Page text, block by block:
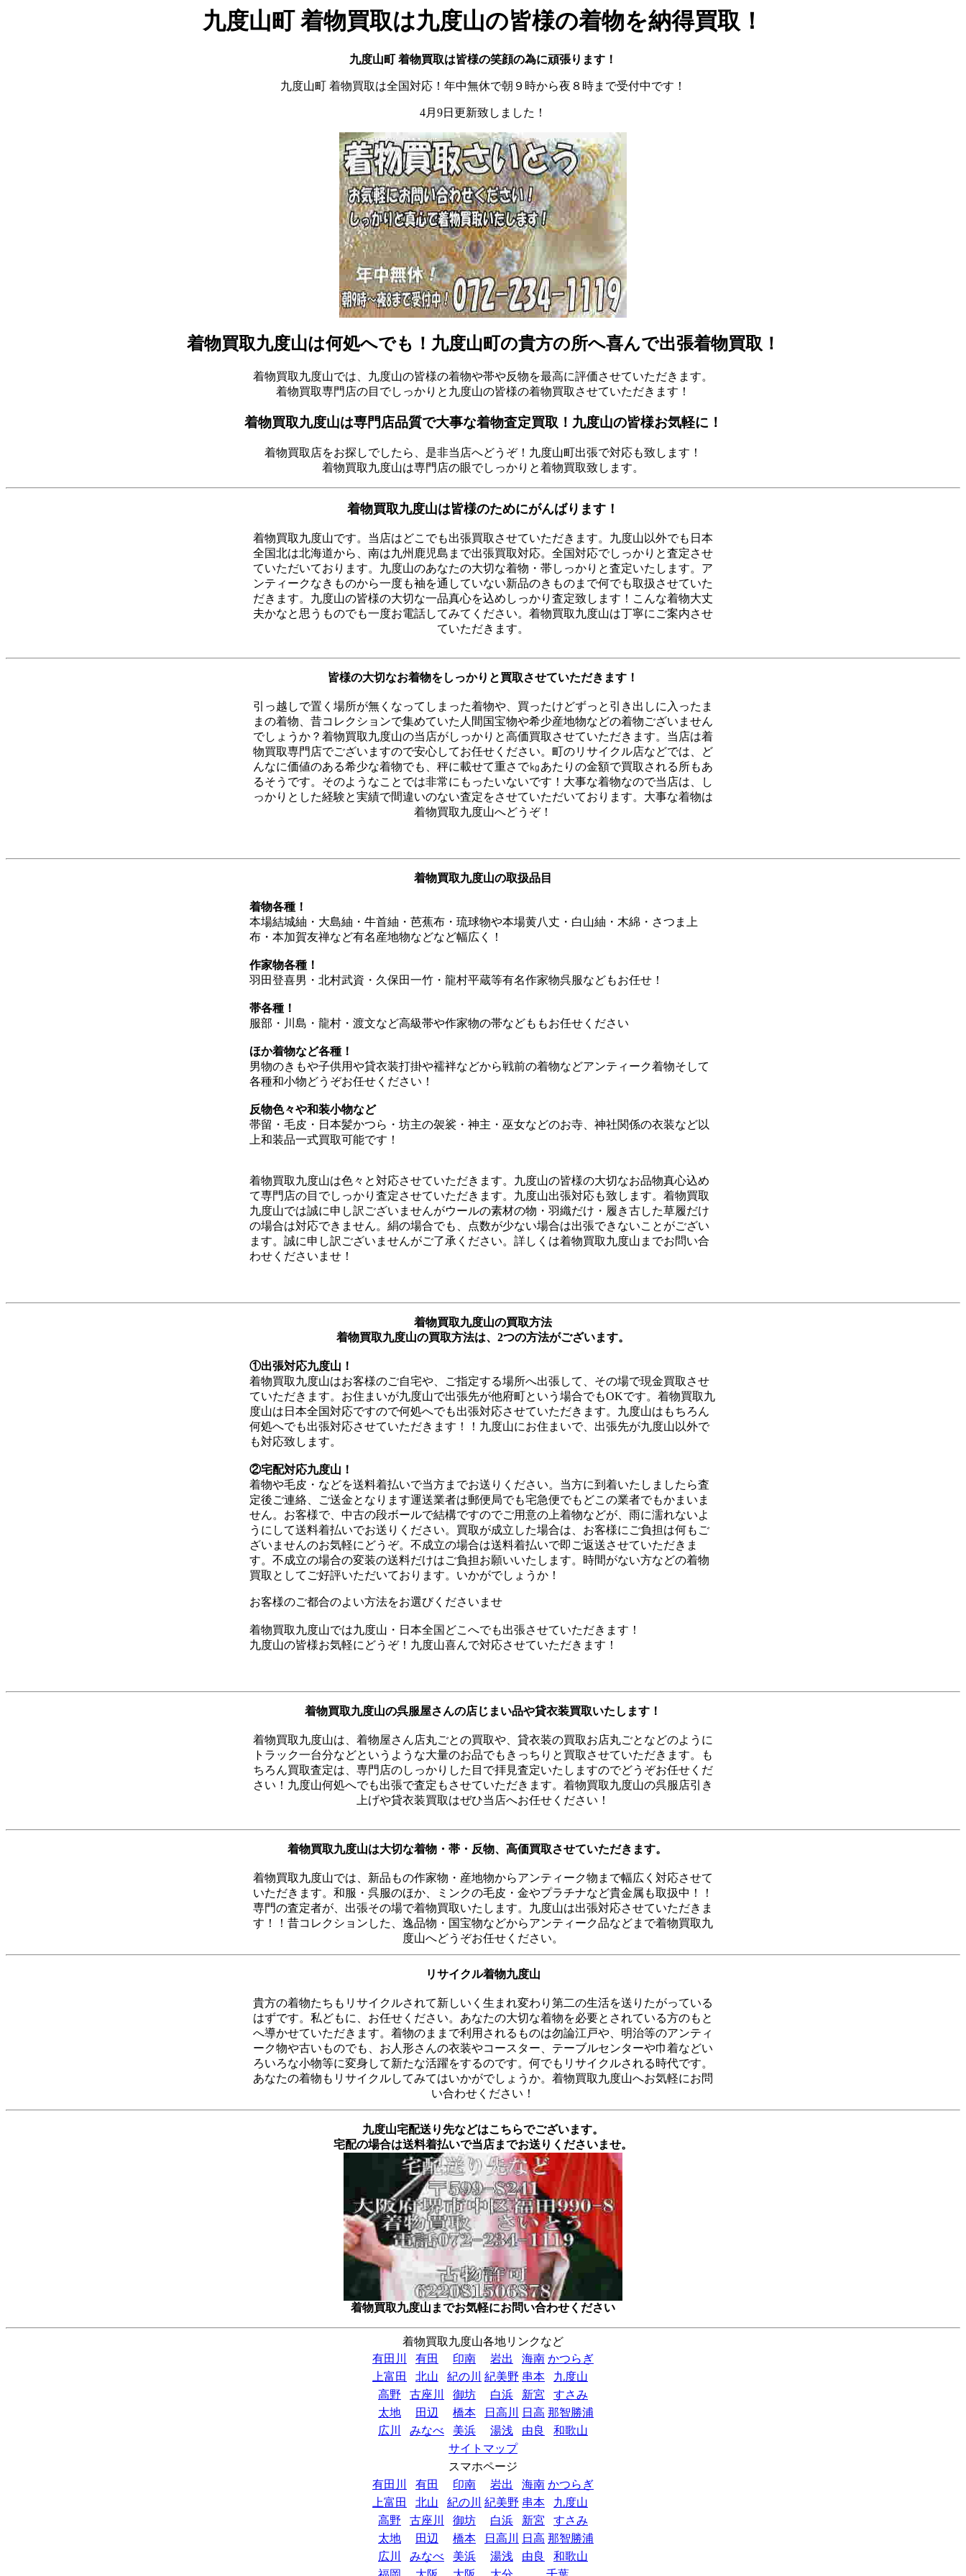
九度山町 着物買取は九度山の皆様の着物を納得買取！
九度山町 着物買取は皆様の笑顔の為に頑張ります！
九度山町 着物買取は全国対応！年中無休で朝９時から夜８時まで受付中です！
4月9日更新致しました！
着物買取九度山は何処へでも！九度山町の貴方の所へ喜んで出張着物買取！
着物買取九度山では、九度山の皆様の着物や帯や反物を最高に評価させていただきます。
着物買取専門店の目でしっかりと九度山の皆様の着物買取させていただきます！
着物買取九度山は専門店品質で大事な着物査定買取！九度山の皆様お気軽に！
着物買取店をお探しでしたら、是非当店へどうぞ！九度山町出張で対応も致します！
着物買取九度山は専門店の眼でしっかりと着物買取致します。
着物買取九度山は皆様のためにがんばります！
着物買取九度山です。当店はどこでも出張買取させていただきます。九度山以外でも日本
全国北は北海道から、南は九州鹿児島まで出張買取対応。全国対応でしっかりと査定させ
ていただいております。九度山のあなたの大切な着物・帯しっかりと査定いたします。ア
ンティークなきものから一度も袖を通していない新品のきものまで何でも取扱させていた
だきます。九度山の皆様の大切な一品真心を込めしっかり査定致します！こんな着物大丈
夫かなと思うものでも一度お電話してみてください。着物買取九度山は丁寧にご案内させ
ていただきます。
皆様の大切なお着物をしっかりと買取させていただきます！
引っ越しで置く場所が無くなってしまった着物や、買ったけどずっと引き出しに入ったま
まの着物、昔コレクションで集めていた人間国宝物や希少産地物などの着物ございません
でしょうか？着物買取九度山の当店がしっかりと高価買取させていただきます。当店は着
物買取専門店でございますので安心してお任せください。町のリサイクル店などでは、ど
んなに価値のある希少な着物でも、秤に載せて重さで㎏あたりの金額で買取される所もあ
るそうです。そのようなことでは非常にもったいないです！大事な着物なので当店は、し
っかりとした経験と実績で間違いのない査定をさせていただいております。大事な着物は
着物買取九度山へどうぞ！
着物買取九度山の取扱品目
着物各種！
本場結城紬・大島紬・牛首紬・芭蕉布・琉球物や本場黄八丈・白山紬・木綿・さつま上
布・本加賀友禅など有名産地物などなど幅広く！
作家物各種！
羽田登喜男・北村武資・久保田一竹・龍村平蔵等有名作家物呉服などもお任せ！
帯各種！
服部・川島・龍村・渡文など高級帯や作家物の帯などももお任せください
ほか着物など各種！
男物のきもや子供用や貸衣装打掛や襦袢などから戦前の着物などアンティーク着物そして
各種和小物どうぞお任せください！
反物色々や和装小物など
帯留・毛皮・日本髪かつら・坊主の袈裟・神主・巫女などのお寺、神社関係の衣装など以
上和装品一式買取可能です！
着物買取九度山は色々と対応させていただきます。九度山の皆様の大切なお品物真心込め
て専門店の目でしっかり査定させていただきます。九度山出張対応も致します。着物買取
九度山では誠に申し訳ございませんがウールの素材の物・羽織だけ・履き古した草履だけ
の場合は対応できません。絹の場合でも、点数が少ない場合は出張できないことがござい
ます。誠に申し訳ございませんがご了承ください。詳しくは着物買取九度山までお問い合
わせくださいませ！
着物買取九度山の買取方法
着物買取九度山の買取方法は、2つの方法がございます。
①出張対応九度山！
着物買取九度山はお客様のご自宅や、ご指定する場所へ出張して、その場で現金買取させ
ていただきます。お住まいが九度山で出張先が他府町という場合でもOKです。着物買取九
度山は日本全国対応ですので何処へでも出張対応させていただきます。九度山はもちろん
何処へでも出張対応させていただきます！！九度山にお住まいで、出張先が九度山以外で
も対応致します。
②宅配対応九度山！
着物や毛皮・などを送料着払いで当方までお送りください。当方に到着いたしましたら査
定後ご連絡、ご送金となります運送業者は郵便局でも宅急便でもどこの業者でもかまいま
せん。お客様で、中古の段ボールで結構ですのでご用意の上着物などが、雨に濡れないよ
うにして送料着払いでお送りください。買取が成立した場合は、お客様にご負担は何もご
ざいませんのお気軽にどうぞ。不成立の場合は送料着払いで即ご返送させていただきま
す。不成立の場合の変装の送料だけはご負担お願いいたします。時間がない方などの着物
買取としてご好評いただいております。いかがでしょうか！
お客様のご都合のよい方法をお選びくださいませ
着物買取九度山では九度山・日本全国どこへでも出張させていただきます！
九度山の皆様お気軽にどうぞ！九度山喜んで対応させていただきます！
着物買取九度山の呉服屋さんの店じまい品や貸衣装買取いたします！
着物買取九度山は、着物屋さん店丸ごとの買取や、貸衣装の買取お店丸ごとなどのように
トラック一台分などというような大量のお品でもきっちりと買取させていただきます。も
ちろん買取査定は、専門店のしっかりした目で拝見査定いたしますのでどうぞお任せくだ
さい！九度山何処へでも出張で査定もさせていただきます。着物買取九度山の呉服店引き
上げや貸衣装買取はぜひ当店へお任せください！
着物買取九度山は大切な着物・帯・反物、高価買取させていただきます。
着物買取九度山では、新品もの作家物・産地物からアンティーク物まで幅広く対応させて
いただきます。和服・呉服のほか、ミンクの毛皮・金やプラチナなど貴金属も取扱中！！
専門の査定者が、出張その場で着物買取いたします。九度山は出張対応させていただきま
す！！昔コレクションした、逸品物・国宝物などからアンティーク品などまで着物買取九
度山へどうぞお任せください。
リサイクル着物九度山
貴方の着物たちもリサイクルされて新しいく生まれ変わり第二の生活を送りたがっている
はずです。私どもに、お任せください。あなたの大切な着物を必要とされている方のもと
へ導かせていただきます。着物のままで利用されるものは勿論江戸や、明治等のアンティ
ーク物や古いものでも、お人形さんの衣装やコースター、テーブルセンターや巾着などい
ろいろな小物等に変身して新たな活躍をするのです。何でもリサイクルされる時代です。
あなたの着物もリサイクルしてみてはいかがでしょうか。着物買取九度山へお気軽にお問
い合わせください！
九度山宅配送り先などはこちらでございます。
宅配の場合は送料着払いで当店までお送りくださいませ。
着物買取九度山までお気軽にお問い合わせください
着物買取九度山各地リンクなど
有田川
有田 印南 岩出 海南 かつらぎ
上富田
北山 紀の川 紀美野 串本
九度山
高野
古座川 御坊 白浜 新宮
すさみ
太地
田辺 橋本 日高川 日高 那智勝浦
広川
みなべ 美浜 湯浅 由良
和歌山
サイトマップ
スマホページ
有田川
有田 印南 岩出 海南 かつらぎ
上富田
北山 紀の川 紀美野 串本
九度山
高野
古座川 御坊 白浜 新宮
すさみ
太地
田辺 橋本 日高川 日高 那智勝浦
広川
みなべ 美浜 湯浅 由良
和歌山